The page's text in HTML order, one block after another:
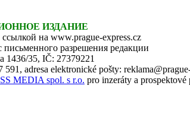
ИЗДАНИЕ
на www.prague-express.cz
письменного разрешения редакции
1436/35, IČ: 27379221
adresa elektronické pošty:
MEDIA spol. s r.o. pro inzeráty a